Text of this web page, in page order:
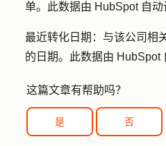
单。此数据由 HubSpot 自动
最近转化日期： 与该公司相
的日期。此数据由 HubSpot
这篇文章有帮助吗？
是 否